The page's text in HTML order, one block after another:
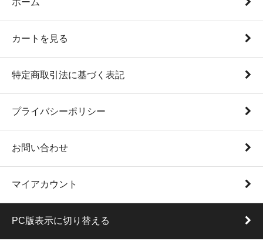
ホーム
カートを見る
特定商取引法に基づく表記
プライバシーポリシー
お問い合わせ
マイアカウント
PC版表示に切り替える